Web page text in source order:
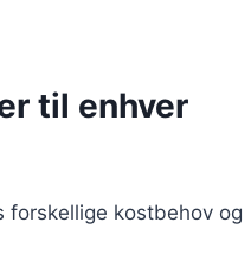
til enhver
forskellige kostbehov og